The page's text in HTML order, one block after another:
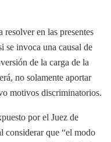
en las presentes
se invoca una causal de
de la carga de la
no solamente aportar
motivos discriminatorios.
por el Juez de
considerar que “el modo